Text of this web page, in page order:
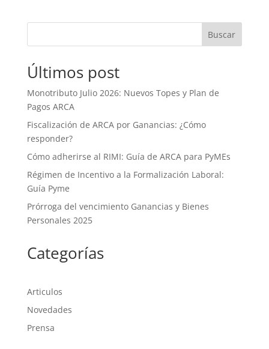
Buscar
Últimos post
Monotributo Julio 2026: Nuevos Topes y Plan de
Pagos ARCA
Fiscalización de ARCA por Ganancias: ¿Cómo
responder?
Cómo adherirse al RIMI: Guía de ARCA para PyMEs
Régimen de Incentivo a la Formalización Laboral:
Guía Pyme
Prórroga del vencimiento Ganancias y Bienes
Personales 2025
Categorías
Articulos
Novedades
Prensa